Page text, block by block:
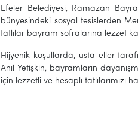
Efeler Belediyesi, Ramazan
bünyesindeki sosyal tesislerden
tatlılar bayram sofralarına lezzet
Hijyenik koşullarda, usta eller
Anıl Yetişkin, bayramların
için lezzetli ve hesaplı tatlılarımızı